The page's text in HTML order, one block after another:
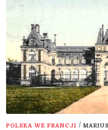
POLSKA WE FRANCJI /